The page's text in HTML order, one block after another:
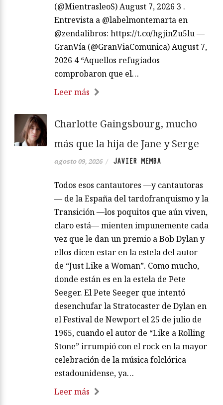
(@MientrasleoS) August 7, 2026 3 .
Entrevista a @labelmontemarta en
@zendalibros: https://t.co/hgjinZu5lu —
GranVía (@GranViaComunica) August 7,
2026 4 “Aquellos refugiados
comprobaron que el…
Leer más
Charlotte Gaingsbourg, mucho
más que la hija de Jane y Serge
agosto 09, 2026 / JAVIER MEMBA
Todos esos cantautores —y cantautoras
— de la España del tardofranquismo y la
Transición —los poquitos que aún viven,
claro está— mienten impunemente cada
vez que le dan un premio a Bob Dylan y
ellos dicen estar en la estela del autor
de “Just Like a Woman”. Como mucho,
donde están es en la estela de Pete
Seeger. El Pete Seeger que intentó
desenchufar la Stratocaster de Dylan en
el Festival de Newport el 25 de julio de
1965, cuando el autor de “Like a Rolling
Stone” irrumpió con el rock en la mayor
celebración de la música folclórica
estadounidense, ya…
Leer más